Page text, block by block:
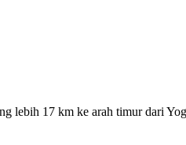
lebih 17 km ke arah timur dari